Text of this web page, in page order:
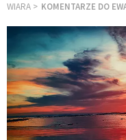
WIARA KOMENTARZE DO